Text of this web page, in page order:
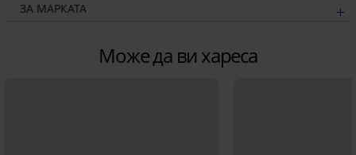
ЗА МАРКАТА
Може да ви хареса